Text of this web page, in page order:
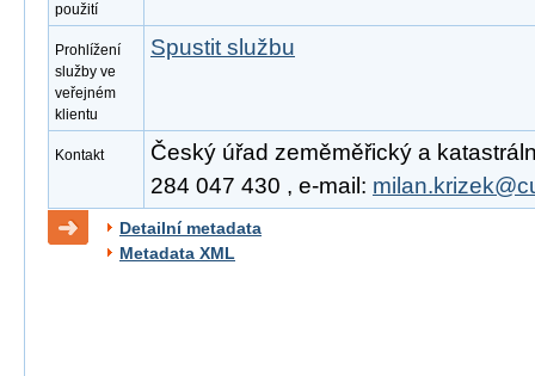
použití
Prohlížení
služby ve
veřejném
klientu
Spustit službu
Kontakt
Český úřad zeměměřický a
284 047 430 , e-mail:
Detailní metadata
Metadata XML